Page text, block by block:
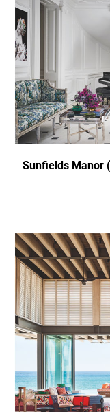
Sunfields Manor